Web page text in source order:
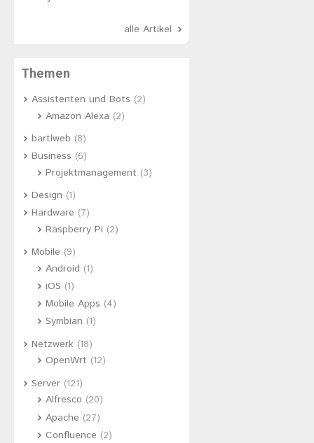
alle Artikel
Themen
Assistenten und Bots (2)
Amazon Alexa (2)
bartlweb (8)
Business (6)
Projektmanagement (3)
Design (1)
Hardware (7)
Raspberry Pi (2)
Mobile (9)
Android (1)
iOS (1)
Mobile Apps (4)
Symbian (1)
Netzwerk (18)
OpenWrt (12)
Server (121)
Alfresco (20)
Apache (27)
Confluence (2)